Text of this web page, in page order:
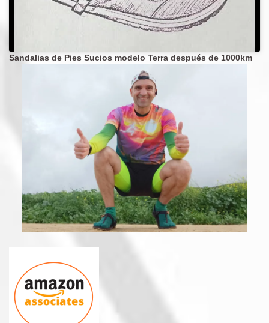
Sandalias de Pies Sucios modelo Terra después de 1000km